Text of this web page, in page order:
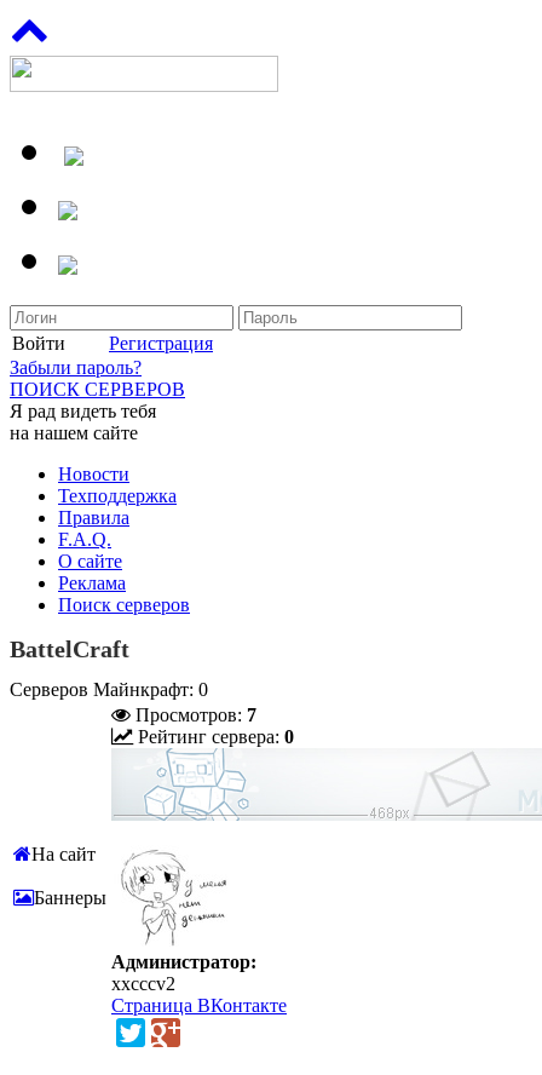
Войти
Регистрация
Забыли пароль?
ПОИСК СЕРВЕРОВ
Я рад видеть тебя
на нашем сайте
Новости
Техподдержка
Правила
F.A.Q.
О сайте
Реклама
Поиск серверов
BattelCraft
Серверов Майнкрафт: 0
На сайт
Баннеры
Просмотров: 7
Рейтинг сервера: 0
Администратор:
xxcccv2
Страница ВКонтакте